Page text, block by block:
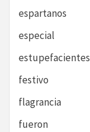
espartanos
especial
estupefacientes
festivo
flagrancia
fueron